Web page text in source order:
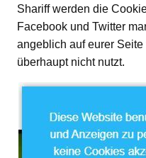
Shariff werden die
Facebook und Twitter
angeblich auf eurer
überhaupt nicht nutzt.